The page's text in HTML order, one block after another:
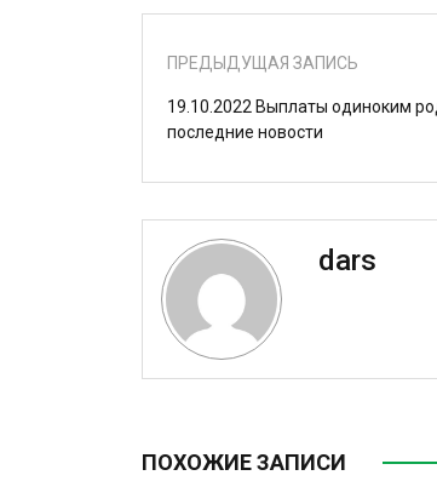
ПРЕДЫДУЩАЯ ЗАПИСЬ
19.10.2022 Выплаты одиноким
последние новости
dars
ПОХОЖИЕ ЗАПИСИ